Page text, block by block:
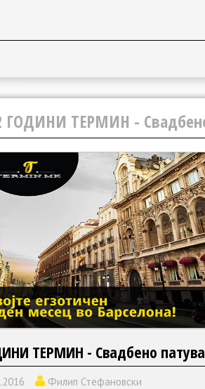
ГОДИНИ ТЕРМИН -
ТЕРМИН - Свадбено
Филип Стефановски